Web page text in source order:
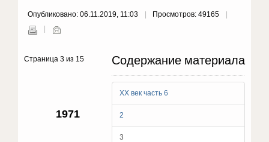
Опубликовано: 06.11.2019, 11:03 Просмотров: 49165
Содержание материала
ХХ век часть 6
2
3
Страница 3 из 15
1971